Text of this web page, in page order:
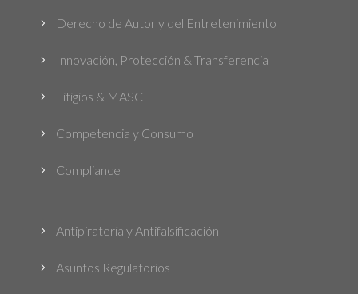
5 Derecho de Autor y del Entretenimiento
5 Innovación, Protección & Transferencia
5 Litigios & MASC
5 Competencia y Consumo
5 Compliance
5 Antipiratería y Antifalsificación
5 Asuntos Regulatorios